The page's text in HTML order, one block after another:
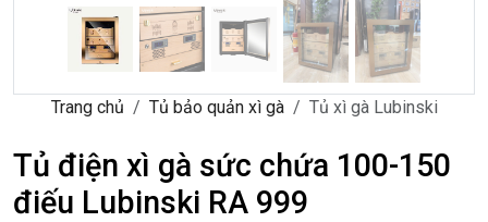
Trang chủ Tủ bảo quản xì gà Tủ xì gà Lubinski
Tủ điện xì gà sức chứa 100-150
điếu Lubinski RA 999